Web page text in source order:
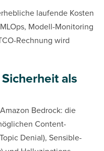
laufende Kosten
Modell-Monitoring
Rechnung wird
als
Bedrock: die
Content-
Denial), Sensible-